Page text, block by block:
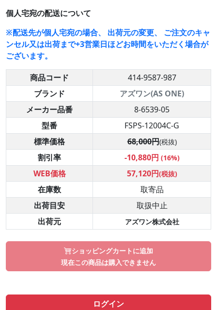
個人宅宛の配送について
※配送先が個人宅宛の場合、 出荷元の変更、 ご注文のキャ
ンセル又は出荷まで+3営業日ほどお時間をいただく場合が
ございます。
商品コード
414-9587-987
ブランド
アズワン(AS ONE)
メーカー品番
8-6539-05
型番
FSPS-12004C-G
標準価格
68,000円(税抜)
割引率 -10,880円 (16%)
WEB価格 57,120円(税抜)
在庫数
取寄品
出荷目安
取扱中止
出荷元
アズワン株式会社
ショッピングカートに追加
現在この商品は購入できません
ログイン